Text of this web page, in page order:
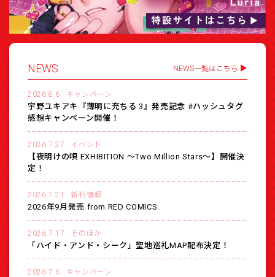
NEWS NEWS一覧はこちら
2026.8.6 キャンペーン
宇野ユキアキ『薄明に充ちる 3』発売記念 #ハッシュタグ
感想キャンペーン開催！
2026.7.27 イベント
【夜明けの唄 EXHIBITION 〜Two Million Stars〜】開催決
定！
2026.7.21 新刊情報
2026年9月発売 from RED COMICS
2026.7.17 そのほか
「ハイド・アンド・シーク」聖地巡礼MAP配布決定！
2026.7.6 キャンペーン